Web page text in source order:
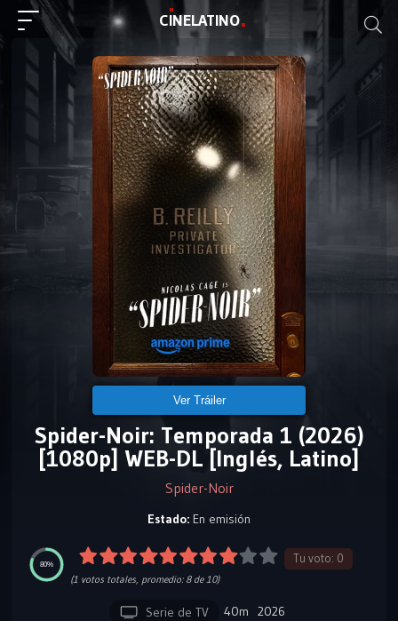
CINELATINO
Ver Tráiler
Spider-Noir: Temporada 1 (2026)
[1080p] WEB-DL [Inglés, Latino]
Spider-Noir
Estado: En emisión
80% Tu voto: 0
(1 votos totales, promedio: 8de 10)
Serie de TV 40m 2026